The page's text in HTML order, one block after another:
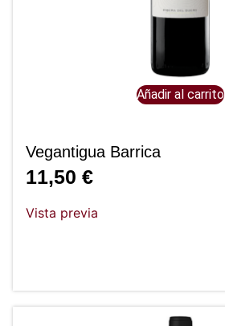
Añadir al carrito
Vegantigua Barrica
11,50 €
Vista previa